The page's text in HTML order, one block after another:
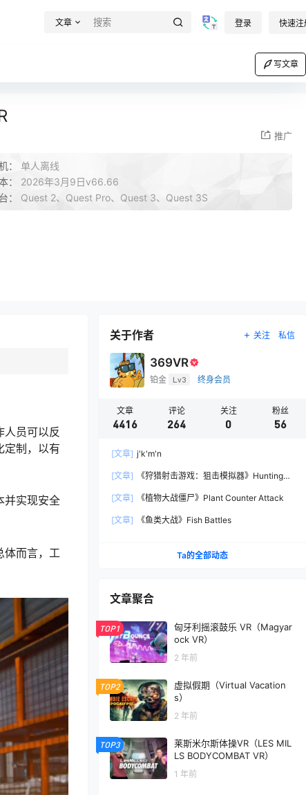
文章 登录 快速注
写文章
推广
： 单人离线
： 2026年3月9日v66.66
： Quest 2、Quest Pro、Quest 3、Quest 3S
人员可以反
定制，以有
并实现安全
体而言，工
关于作者 关注 私信
369VR
铂金 Lv3 终身会员
文章
4416
评论
264
关注
0
粉丝
56
[文章] j'k'm'n
[文章]
《狩猎射击游戏：狙击模拟器》Hunting
[文章]
《植物大战僵尸》Plant Counter Attack
[文章] 《鱼类大战》Fish Battles
Ta的全部动态
文章聚合
TOP1
匈牙利摇滚鼓乐 VR（Magyar
ock VR）
2 年前
TOP2
虚拟假期（Virtual Vacation
s）
2 年前
TOP3
莱斯米尔斯体操VR（LES MIL
LS BODYCOMBAT VR）
1 年前